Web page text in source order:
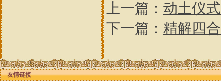
上一篇： 动土仪式
下一篇： 精解四
友情链接